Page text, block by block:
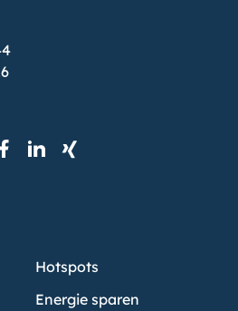
Hotspots
Energie sparen